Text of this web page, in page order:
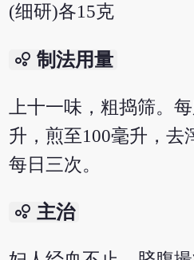
(细研)各15克
bubble_chart 制法用量
上十一味，粗捣筛。
升，煎至100毫升，去
每日三次。
bubble_chart 主治